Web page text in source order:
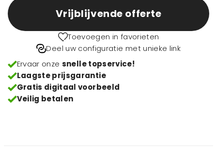
Vrijblijvende offerte
Toevoegen in favorieten
Deel uw configuratie met unieke link
Ervaar onze snelle topservice!
Laagste prijsgarantie
Gratis digitaal voorbeeld
Veilig betalen